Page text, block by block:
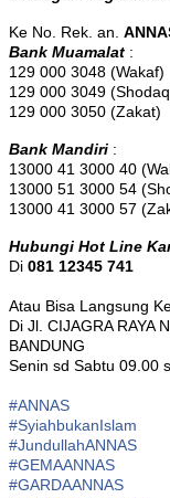
Ke No. Rek. an.
Bank Muamalat :
129 000 3048 (Wakaf)
129 000 3049
129 000 3050 (Zakat)
Bank Mandiri :
13000 41 3000 40
13000 51 3000 54
13000 41 3000 57
Hubungi Hot Line
Di 081 12345 741
Atau Bisa Langsung
Di Jl. CIJAGRA RAYA
BANDUNG
Senin sd Sabtu 09.00
#ANNAS
#SyiahbukanIslam
#JundullahANNAS
#GEMAANNAS
#GARDAANNAS